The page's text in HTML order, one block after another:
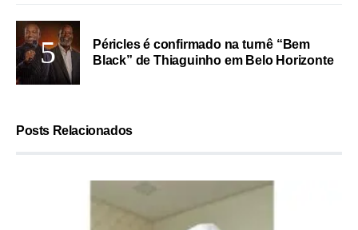
Péricles é confirmado na turnê “Bem
Black” de Thiaguinho em Belo Horizonte
Posts Relacionados